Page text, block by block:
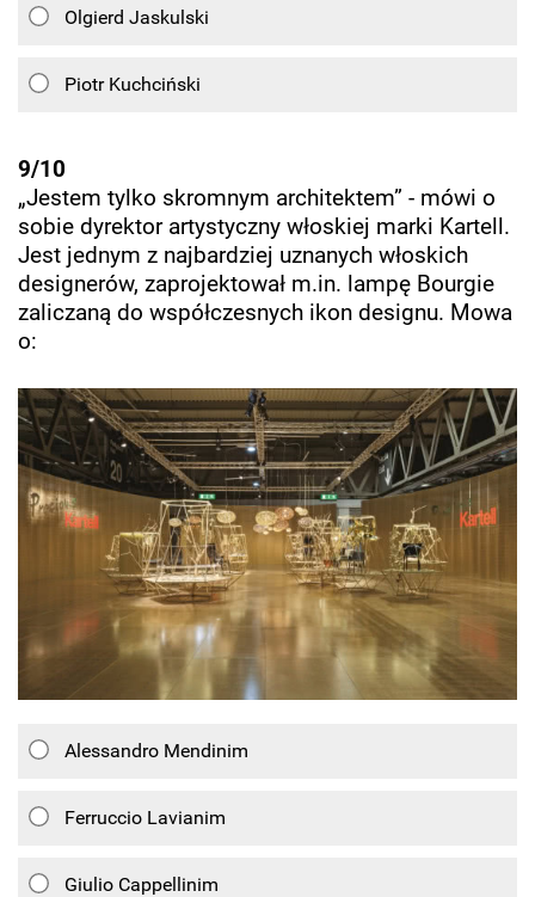
Olgierd Jaskulski
Piotr Kuchciński
9/10
„Jestem tylko skromnym architektem” - mówi o
sobie dyrektor artystyczny włoskiej marki Kartell.
Jest jednym z najbardziej uznanych włoskich
designerów, zaprojektował m.in. lampę Bourgie
zaliczaną do współczesnych ikon designu. Mowa
o:
Alessandro Mendinim
Ferruccio Lavianim
Giulio Cappellinim